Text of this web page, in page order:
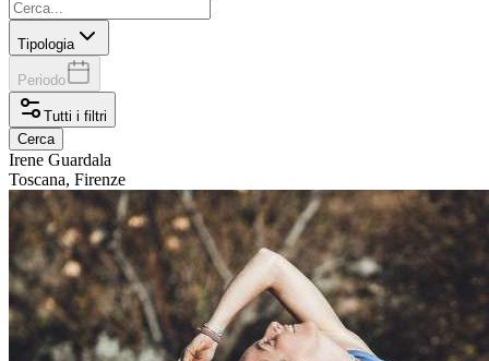
Tipologia
Periodo
Tutti i filtri
Cerca
Irene Guardala
Toscana, Firenze